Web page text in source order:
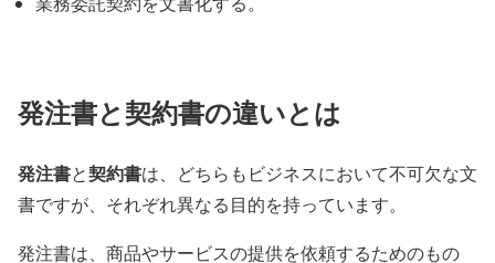
発注書と契約書の違いとは
発注書と契約書は、どちらもビジネスにおいて不可欠な文
書ですが、それぞれ異なる目的を持っています。
発注書は、商品やサービスの提供を依頼するためのもの